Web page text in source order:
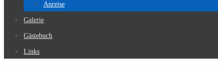
Anreise
Galerie
Gästebuch
Links